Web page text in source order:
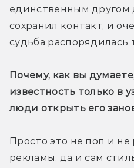
единственным другом
сохранил контакт, и
судьба распорядилась
Почему, как вы
известность только в
люди открыть его
Просто это не поп и не
рекламы, да и сам